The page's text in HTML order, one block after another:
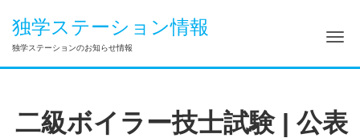
独学ステーション情報
独学ステーションのお知らせ情報
ナ
二級ボイラー技士試験 | 公表